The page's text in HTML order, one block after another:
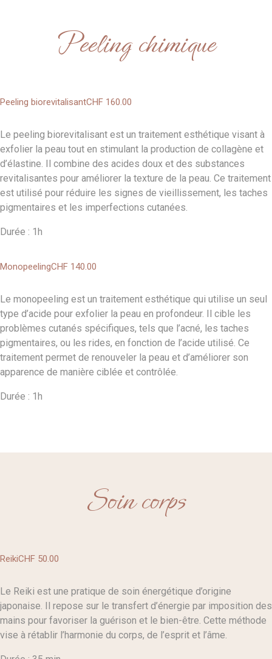
Peeling chimique
Peeling biorevitalisantCHF 160.00
Le peeling biorevitalisant est un traitement esthétique visant à
exfolier la peau tout en stimulant la production de collagène et
d’élastine. Il combine des acides doux et des substances
revitalisantes pour améliorer la texture de la peau. Ce traitement
est utilisé pour réduire les signes de vieillissement, les taches
pigmentaires et les imperfections cutanées.
Durée : 1h
MonopeelingCHF 140.00
Le monopeeling est un traitement esthétique qui utilise un seul
type d’acide pour exfolier la peau en profondeur. Il cible les
problèmes cutanés spécifiques, tels que l’acné, les taches
pigmentaires, ou les rides, en fonction de l’acide utilisé. Ce
traitement permet de renouveler la peau et d’améliorer son
apparence de manière ciblée et contrôlée.
Durée : 1h
Soin corps
ReikiCHF 50.00
Le Reiki est une pratique de soin énergétique d’origine
japonaise. Il repose sur le transfert d’énergie par imposition des
mains pour favoriser la guérison et le bien-être. Cette méthode
vise à rétablir l’harmonie du corps, de l’esprit et l’âme.